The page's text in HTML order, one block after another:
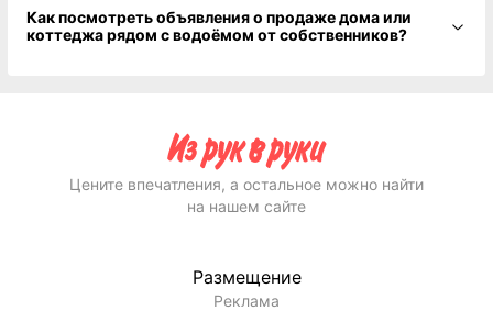
Как посмотреть объявления о продаже дома или
коттеджа рядом с водоёмом от собственников?
Цените впечатления, а остальное можно найти
на нашем сайте
Размещение
Реклама